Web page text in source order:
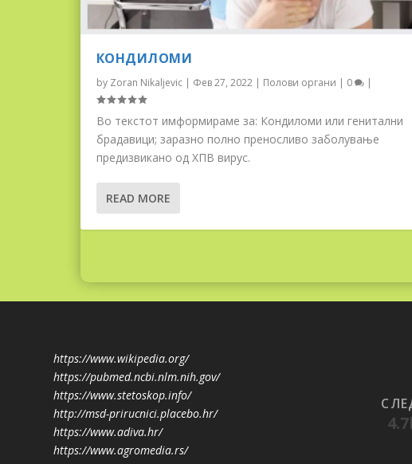
КОНДИЛОМИ
by Zoran Nikaljevic| Фев 27, 2022| Полови органи | 0 |
Во текстот имформираме за: Кондиломи или генитални
брадавици; заразно полно преносливо заболување
предизвикано од ХПВ вирус.
READ MORE
https://www.wikipedia.org/
https://pubmed.ncbi.nlm.nih.gov/
https://www.stetoskop.info/
http://msd-prirucnici.placebo.hr/
https://www.adiva.hr/
https://www.agromedia.rs/